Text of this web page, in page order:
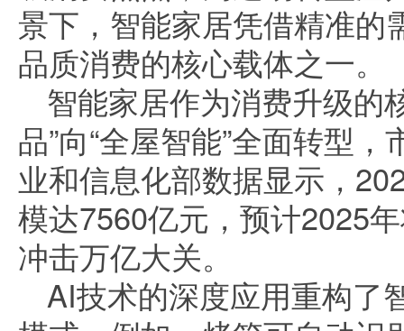
景下，智能家居凭借精准的
品质消费的核心载体之一。
智能家居作为消费升级的
品”向“全屋智能”全面转型
业和信息化部数据显示，
模达7560亿元，预计2025
冲击万亿大关。
AI技术的深度应用重构了